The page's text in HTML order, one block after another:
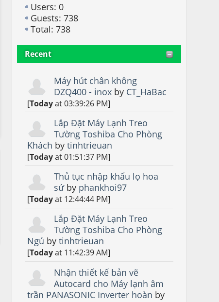
Users: 0
Guests: 738
Total: 738
Recent
Máy hút chân không
DZQ400 - inoxby CT_HaBac
[Todayat 03:39:26 PM]
Lắp Đặt Máy Lạnh Treo
Tường Toshiba Cho Phòng
Khách bytinhtrieuan
[Todayat 01:51:37 PM]
Thủ tục nhập khẩu lọ hoa
sứby phankhoi97
[Todayat 12:44:44 PM]
Lắp Đặt Máy Lạnh Treo
Tường Toshiba Cho Phòng
Ngủ bytinhtrieuan
[Todayat 11:42:39 AM]
Nhận thiết kế bản vẽ
Autocard cho Máy lạnh âm
trần PANASONIC Inverter hoàn by